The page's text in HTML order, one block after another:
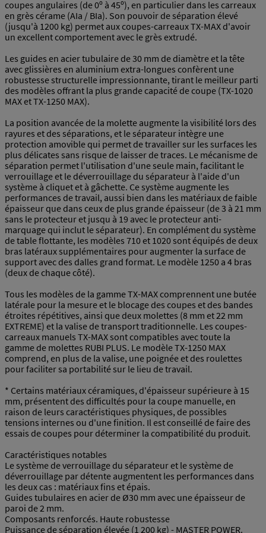
coupes angulaires (de 0º à 45º), en particulier dans les carreaux
en grès cérame (AIa / BIa). Son pouvoir de séparation élevé
(jusqu'à 1200 kg) permet aux coupes-carreaux TX-MAX d'avoir
un excellent comportement avec le grès extrudé.
Les guides en acier tubulaire de 30 mm de diamètre et la tête
avec glissières en aluminium extra-longues confèrent une
robustesse structurelle impressionnante, tirant le meilleur parti
des modèles offrant la plus grande capacité de coupe (TX-1020
MAX et TX-1250 MAX).
La position avancée de la molette augmente la visibilité lors des
rayures et des séparations, et le séparateur intègre une
protection amovible qui permet de travailler sur les surfaces les
plus délicates sans risque de laisser de traces. Le mécanisme de
séparation permet l'utilisation d'une seule main, facilitant le
verrouillage et le déverrouillage du séparateur à l'aide d'un
système à cliquet et à gâchette. Ce système augmente les
performances de travail, aussi bien dans les matériaux de faible
épaisseur que dans ceux de plus grande épaisseur (de 3 à 21 mm
sans le protecteur et jusqu à 19 avec le protecteur anti-
marquage qui inclut le séparateur). En complément du système
de table flottante, les modèles 710 et 1020 sont équipés de deux
bras latéraux supplémentaires pour augmenter la surface de
support avec des dalles grand format. Le modèle 1250 a 4 bras
(deux de chaque côté).
Tous les modèles de la gamme TX-MAX comprennent une butée
latérale pour la mesure et le blocage des coupes et des bandes
étroites répétitives, ainsi que deux molettes (8 mm et 22 mm
EXTREME) et la valise de transport traditionnelle. Les coupes-
carreaux manuels TX-MAX sont compatibles avec toute la
gamme de molettes RUBI PLUS. Le modèle TX-1250 MAX
comprend, en plus de la valise, une poignée et des roulettes
pour faciliter sa portabilité sur le lieu de travail.
* Certains matériaux céramiques, d'épaisseur supérieure à 15
mm, présentent des difficultés pour la coupe manuelle, en
raison de leurs caractéristiques physiques, de possibles
tensions internes ou d'une finition. Il est conseillé de faire des
essais de coupes pour déterminer la compatibilité du produit.
Caractéristiques notables
Le système de verrouillage du séparateur et le système de
déverrouillage par détente augmentent les performances dans
les deux cas : matériaux fins et épais.
Guides tubulaires en acier de Ø30 mm avec une épaisseur de
paroi de 2 mm.
Composants renforcés. Haute robustesse
Puissance de séparation élevée (1 200 kg) - MASTER POWER.